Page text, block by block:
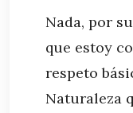
Nada, por
que estoy
respeto
Naturaleza